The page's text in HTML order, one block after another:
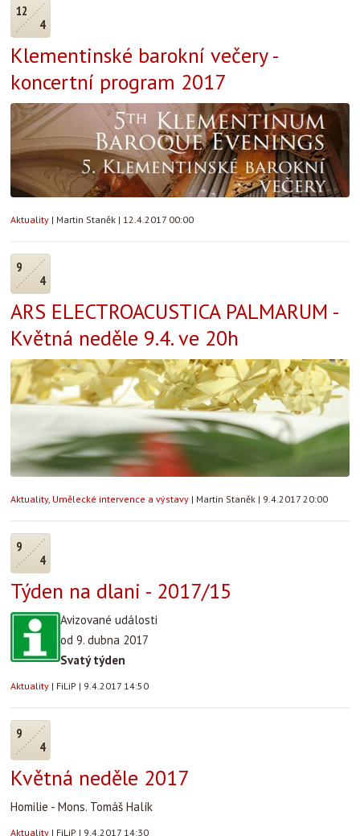
12
4
Klementinské barokní večery -
koncertní program 2017
Aktuality | Martin Staněk | 12.4.2017 00:00
9
4
ARS ELECTROACUSTICA PALMARUM -
Květná neděle 9.4. ve 20h
Aktuality, Umělecké intervence a výstavy | Martin Staněk | 9.4.2017 20:00
9
4
Týden na dlani - 2017/15
Avizované události
od 9. dubna 2017
Svatý týden
Aktuality | FiLiP | 9.4.2017 14:50
9
4
Květná neděle 2017
Homilie - Mons. Tomáš Halík
Aktuality | FiLiP | 9.4.2017 14:30